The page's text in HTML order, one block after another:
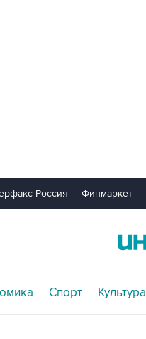
Россия Финмаркет
Спорт Культура